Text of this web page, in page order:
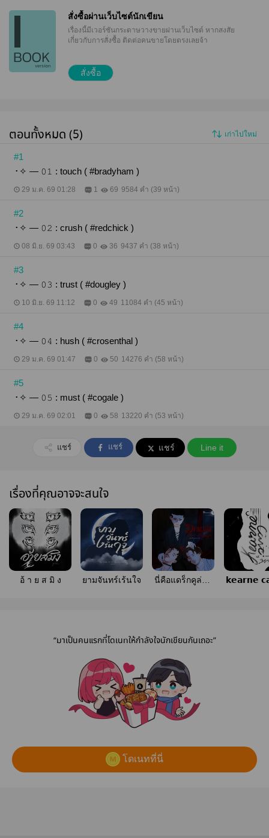
สั่งซื้อผ่านเว็บไซต์นักเขียน
เรื่องนี้มีเวอร์ชันกระดาษวางขายผ่านเว็บไซต์ หากสงสัย
เกี่ยวกับการสั่งซื้อ ติดต่อคนขายโดยตรงเลยจ้า
สั่งซื้อ
ตอนทั้งหมด (5) เก่าไปใหม่
#1
･✧ — 𝟶𝟷 : touch ( #bradyham )
29 ม.ค. 69 01:28 1 69 9584 คำ (39 หน้า)
#2
･✧ — 𝟶𝟸 : crush ( #redchick )
08 มิ.ย. 69 03:43 0 36 9437 คำ (38 หน้า)
#3
･✧ — 𝟶𝟹 : trust ( #dougley )
10 มิ.ย. 69 11:12 0 49 11084 คำ (45 หน้า)
#4
･✧ — 𝟶𝟺 : hush ( #crosenthal )
29 ม.ค. 69 01:47 0 50 14276 คำ (58 หน้า)
#5
･✧ — 𝟶𝟻 : must ( #cogale )
29 ม.ค. 69 02:01 0 58 13220 คำ (53 หน้า)
แชร์ แชร์ แชร์ Line it
เรื่องที่คุณอาจจะสนใจ
อ้ า ย ส มิ ง ยามจันทร์เร้นใจ
นี่คือแดร็กคูล่าที่
𝗸𝗲𝗮𝗿𝗻𝗲
“มาเป็นคนแรกที่โดเนทให้กำลังใจนักเขียนกันเถอะ”
โดเนทที่นี่